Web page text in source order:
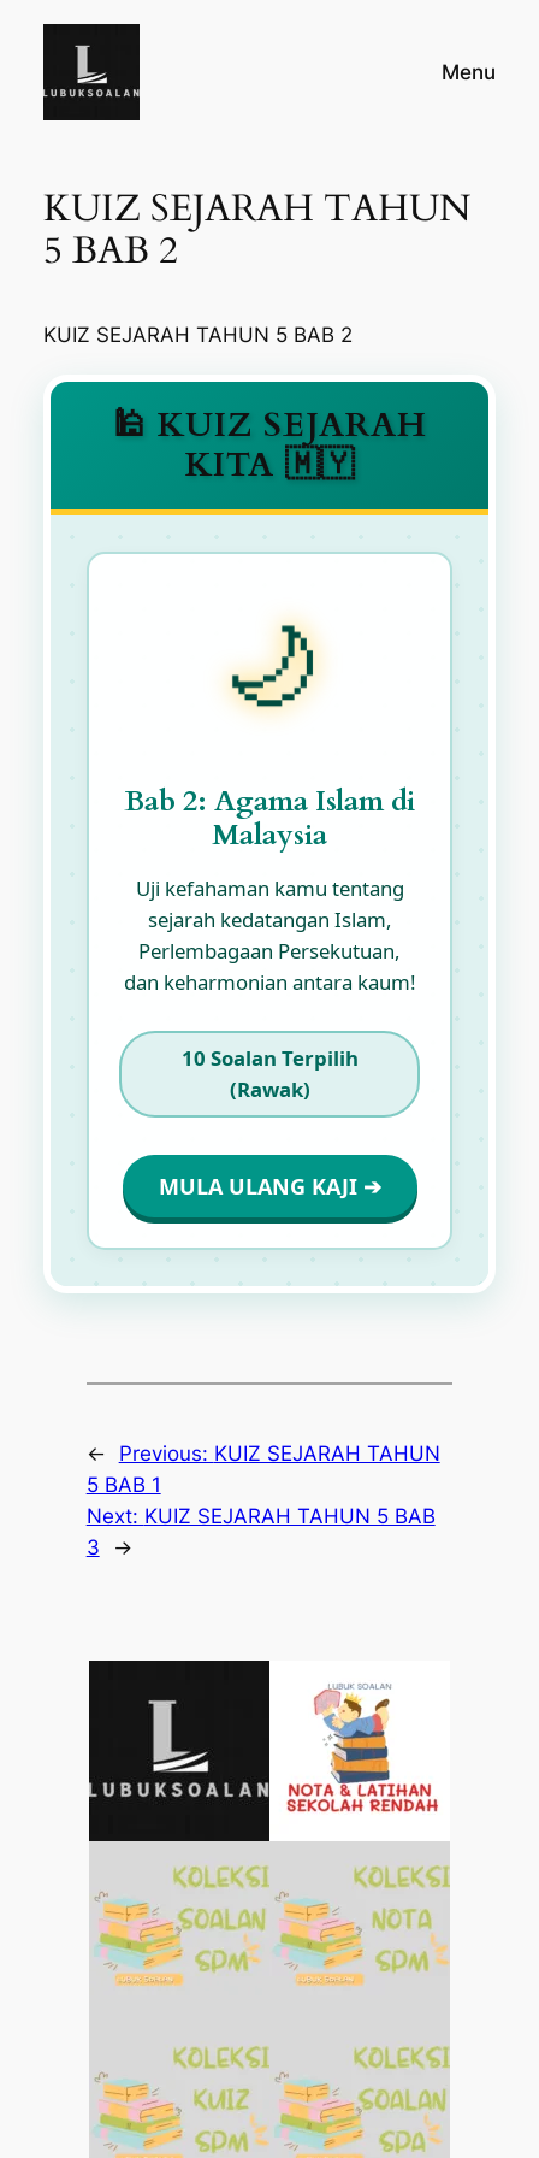
Menu
KUIZ SEJARAH TAHUN
5 BAB 2
KUIZ SEJARAH TAHUN 5 BAB 2
🕌 KUIZ SEJARAH
KITA 🇲🇾
🌙
Bab 2: Agama Islam di
Malaysia
Uji kefahaman kamu tentang
sejarah kedatangan Islam,
Perlembagaan Persekutuan,
dan keharmonian antara kaum!
10 Soalan Terpilih
(Rawak)
MULA ULANG KAJI ➔
← Previous: KUIZ SEJARAH TAHUN
5 BAB 1
Next: KUIZ SEJARAH TAHUN 5 BAB
3
→